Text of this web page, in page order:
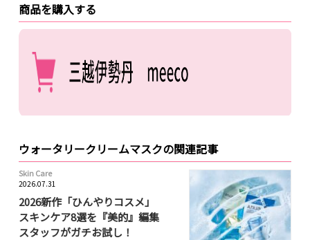
商品を購入する
ウォータリークリームマスクの関連記事
Skin Care
2026.07.31
2026新作「ひんやりコスメ」
スキンケア8選を『美的』編集
スタッフがガチお試し！